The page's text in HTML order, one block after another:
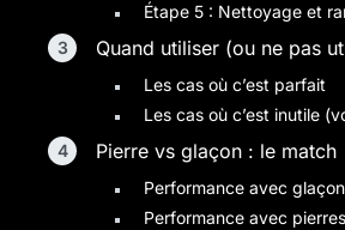
Étape 5 : Nettoyage et
Quand utiliser (ou ne pas
Les cas où c’est parfait
Les cas où c’est inutile
Pierre vs glaçon : le match
Performance avec
Performance avec